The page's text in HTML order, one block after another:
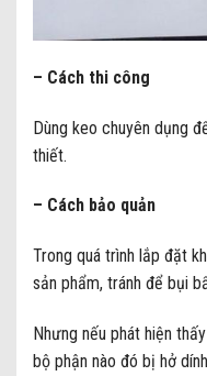
– Cách thi công
Dùng keo chuyên dụng
thiết.
– Cách bảo quản
Trong quá trình lắp đặt
sản phẩm, tránh để bụi
Nhưng nếu phát hiện
bộ phận nào đó bị hở